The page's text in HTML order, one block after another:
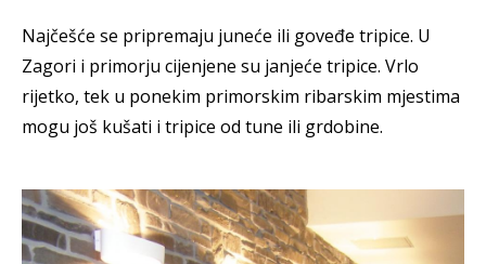
Najčešće se pripremaju juneće ili goveđe tripice. U
Zagori i primorju cijenjene su janjeće tripice. Vrlo
rijetko, tek u ponekim primorskim ribarskim mjestima
mogu još kušati i tripice od tune ili grdobine.